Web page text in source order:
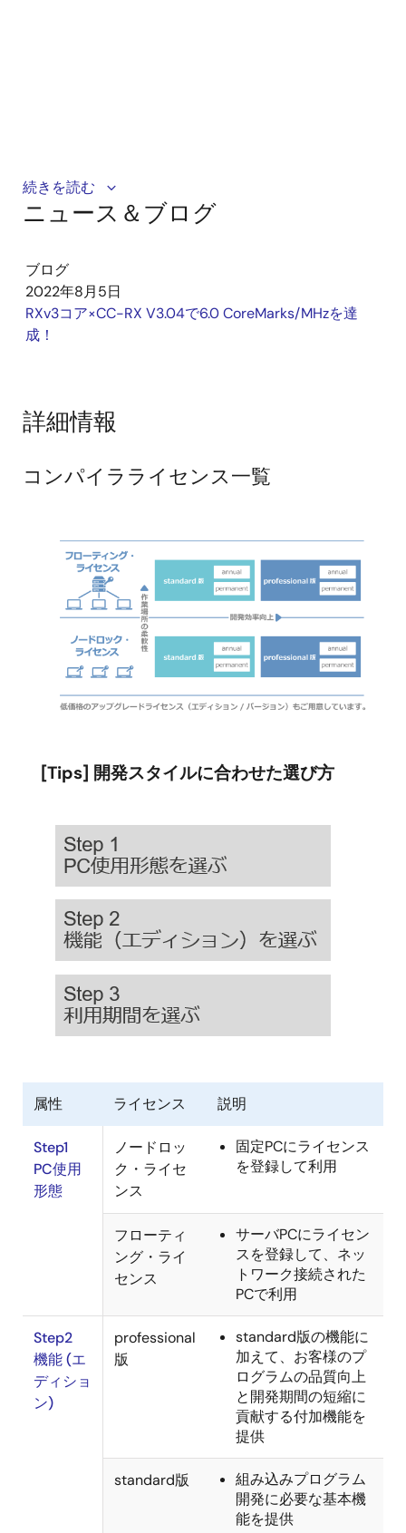
このチュートリアルではルネサスコンパイラのフロー
ティングライセンスの使用方法を説明し、複数の環境
でライセンスをスムーズに共有できるようサポートし
ーを効率化したいチーム向けです。
続きを読む
ニュース＆ブログ
ブログ
2022年8月5日
RXv3コア×CC-RX V3.04で6.0 CoreMarks/MHzを達
成！
詳細情報
コンパイラライセンス一覧
[Tips] 開発スタイルに合わせた選び方
属性 ライセンス 説明
Step1
PC使用
形態
ノードロッ
ク・ライセ
ンス
固定PCにライセンス
を登録して利用
フローティ
ング・ライ
センス
サーバPCにライセン
スを登録して、ネッ
トワーク接続された
PCで利用
Step2
機能 (エ
ディショ
ン)
professional
版
standard版の機能に
加えて、お客様のプ
ログラムの品質向上
と開発期間の短縮に
貢献する付加機能を
提供
standard版
組み込みプログラム
開発に必要な基本機
能を提供